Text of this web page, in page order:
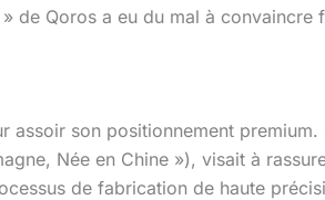
de Qoros a eu du mal à convaincre
son positionnement
Née en Chine »), visait à
de fabrication de haute